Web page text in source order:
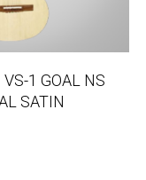
1 GOAL NS
SATIN